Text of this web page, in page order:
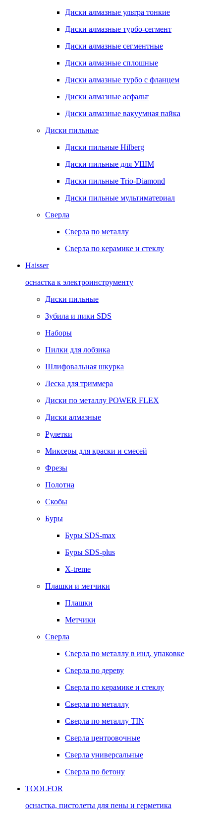
Диски алмазные ультра тонкие
Диски алмазные турбо-сегмент
Диски алмазные сегментные
Диски алмазные сплошные
Диски алмазные турбо с фланцем
Диски алмазные асфальт
Диски алмазные вакуумная пайка
Диски пильные
Диски пильные Hilberg
Диски пильные для УШМ
Диски пильные Trio-Diamond
Диски пильные мультиматериал
Сверла
Сверла по металлу
Сверла по керамике и стеклу
Haisser
оснастка к электроинструменту
Диски пильные
Зубила и пики SDS
Наборы
Пилки для лобзика
Шлифовальная шкурка
Леска для триммера
Диски по металлу POWER FLEX
Диски алмазные
Рулетки
Миксеры для краски и смесей
Фрезы
Полотна
Скобы
Буры
Буры SDS-max
Буры SDS-plus
X-treme
Плашки и метчики
Плашки
Метчики
Сверла
Сверла по металлу в инд. упаковке
Сверла по дереву
Сверла по керамике и стеклу
Сверла по металлу
Сверла по металлу TIN
Сверла центровочные
Сверла универсальные
Сверла по бетону
TOOLFOR
оснастка, пистолеты для пены и герметика